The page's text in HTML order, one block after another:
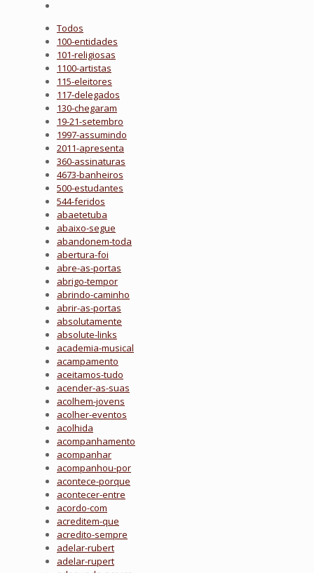
Todos
100-entidades
101-religiosas
1100-artistas
115-eleitores
117-delegados
130-chegaram
19-21-setembro
1997-assumindo
2011-apresenta
360-assinaturas
4673-banheiros
500-estudantes
544-feridos
abaetetuba
abaixo-segue
abandonem-toda
abertura-foi
abre-as-portas
abrigo-tempor
abrindo-caminho
abrir-as-portas
absolutamente
absolute-links
academia-musical
acampamento
aceitamos-tudo
acender-as-suas
acolhem-jovens
acolher-eventos
acolhida
acompanhamento
acompanhar
acompanhou-por
acontece-porque
acontecer-entre
acordo-com
acreditem-que
acredito-sempre
adelar-rubert
adelar-rupert